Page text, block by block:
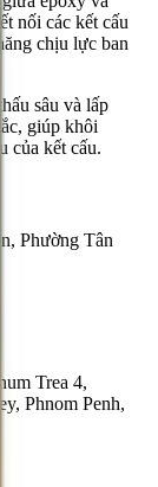
nối các kết cấu
chịu lực ban
sâu và lấp
giúp khôi
của kết cấu.
Phường Tân
Trea 4,
Phnom Penh,